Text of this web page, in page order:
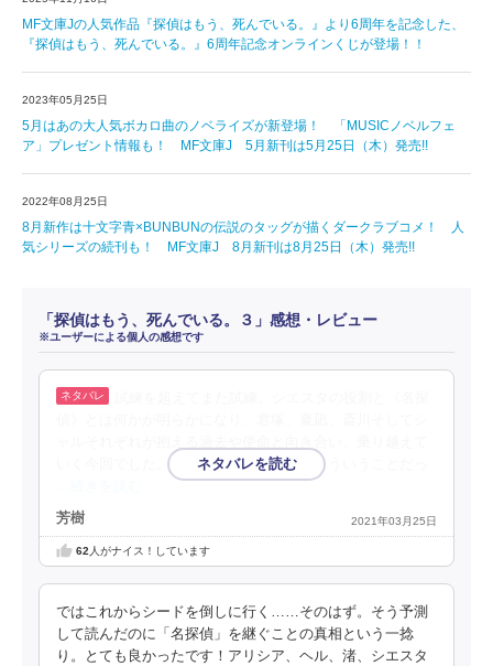
MF文庫Jの人気作品『探偵はもう、死んでいる。』より6周年を記念した、
『探偵はもう、死んでいる。』6周年記念オンラインくじが登場！！
2023年05月25日
5月はあの大人気ボカロ曲のノベライズが新登場！ 「MUSICノベルフェ
ア」プレゼント情報も！ MF文庫J 5月新刊は5月25日（木）発売!!
2022年08月25日
8月新作は十文字青×BUNBUNの伝説のタッグが描くダークラブコメ！ 人
気シリーズの続刊も！ MF文庫J 8月新刊は8月25日（木）発売!!
「探偵はもう、死んでいる。３」感想・レビュー
※ユーザーによる個人の感想です
いく今回でした。「あのときのそれは、こういうことだっ
芳樹 2021年03月25日
62人がナイス！しています
ではこれからシードを倒しに行く……そのはず。そう予測
して読んだのに「名探偵」を継ぐことの真相という一捻
り。とても良かったです！アリシア、ヘル、渚、シエスタ